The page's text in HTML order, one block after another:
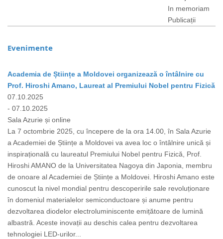
In memoriam
Publicații
Evenimente
Academia de Științe a Moldovei organizează o întâlnire cu
Prof. Hiroshi Amano, Laureat al Premiului Nobel pentru Fizică
07.10.2025
- 07.10.2025
Sala Azurie și online
La 7 octombrie 2025, cu începere de la ora 14.00, în Sala Azurie
a Academiei de Științe a Moldovei va avea loc o întâlnire unică și
inspirațională cu laureatul Premiului Nobel pentru Fizică, Prof.
Hiroshi AMANO de la Universitatea Nagoya din Japonia, membru
de onoare al Academiei de Științe a Moldovei. Hiroshi Amano este
cunoscut la nivel mondial pentru descoperirile sale revoluționare
în domeniul materialelor semiconductoare și anume pentru
dezvoltarea diodelor electroluminiscente emițătoare de lumină
albastră. Aceste inovații au deschis calea pentru dezvoltarea
tehnologiei LED-urilor...